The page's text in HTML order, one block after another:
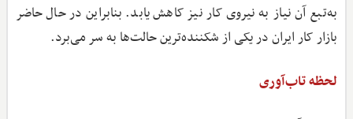
به‌تبع آن نیاز به نیروی کار نیز کاهش یابد. بنابراین در حال حاضر
بازار کار ایران در یکی از شکننده‌ترین حالت‌ها به سر می‌برد.
لحظه تاب‌آوری